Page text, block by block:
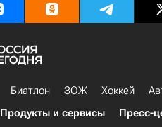
Биатлон ЗОЖ Хоккей
Продукты и сервисы Пресс-